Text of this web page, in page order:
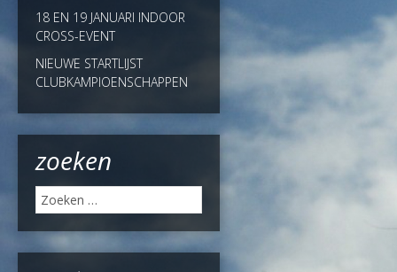
18 EN 19 JANUARI INDOOR
CROSS-EVENT
NIEUWE STARTLIJST
CLUBKAMPIOENSCHAPPEN
zoeken
Zoeken
naar: